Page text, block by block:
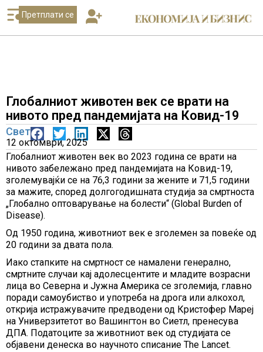
Претплати се
Глобалниот животен век се врати на
нивото пред пандемијата на Ковид-19
Свет
12 октомври, 2025
Глобалниот животен век во 2023 година се врати на
нивото забележано пред пандемијата на Ковид-19,
зголемувајќи се на 76,3 години за жените и 71,5 години
за мажите, според долгогодишната студија за смртноста
„Глобално оптоварување на болести“ (Global Burden of
Disease).
Од 1950 година, животниот век е зголемен за повеќе од
20 години за двата пола.
Иако стапките на смртност се намалени генерално,
смртните случаи кај адолесцентите и младите возрасни
лица во Северна и Јужна Америка се зголемија, главно
поради самоубиство и употреба на дрога или алкохол,
открија истражувачите предводени од Кристофер Мареј
на Универзитетот во Вашингтон во Сиетл, пренесува
ДПА. Податоците за животниот век од студијата се
објавени денеска во научното списание The Lancet.